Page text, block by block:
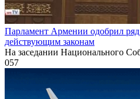
Парламент Армении одобрил
действующим законам
На заседании Национального
057